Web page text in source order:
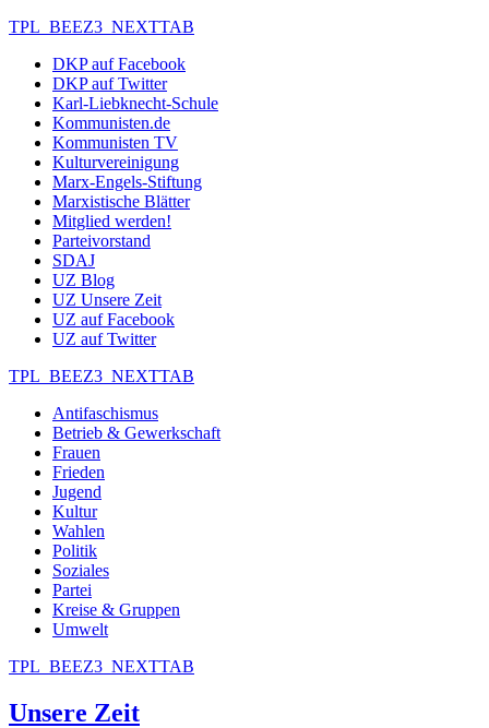
TPL_BEEZ3_NEXTTAB
DKP auf Facebook
DKP auf Twitter
Karl-Liebknecht-Schule
Kommunisten.de
Kommunisten TV
Kulturvereinigung
Marx-Engels-Stiftung
Marxistische Blätter
Mitglied werden!
Parteivorstand
SDAJ
UZ Blog
UZ Unsere Zeit
UZ auf Facebook
UZ auf Twitter
TPL_BEEZ3_NEXTTAB
Antifaschismus
Betrieb & Gewerkschaft
Frauen
Frieden
Jugend
Kultur
Wahlen
Politik
Soziales
Partei
Kreise & Gruppen
Umwelt
TPL_BEEZ3_NEXTTAB
Unsere Zeit